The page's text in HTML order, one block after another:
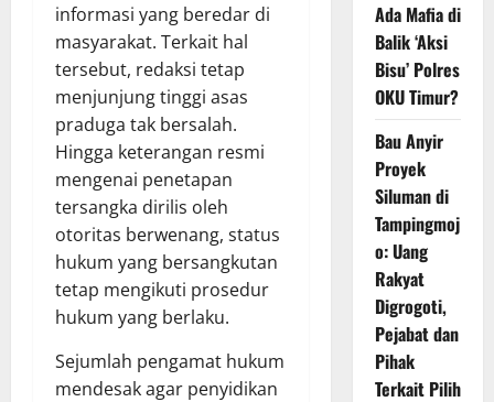
informasi yang beredar di
masyarakat. Terkait hal
tersebut, redaksi tetap
menjunjung tinggi asas
praduga tak bersalah.
Hingga keterangan resmi
mengenai penetapan
tersangka dirilis oleh
otoritas berwenang, status
hukum yang bersangkutan
tetap mengikuti prosedur
hukum yang berlaku.
Sejumlah pengamat hukum
mendesak agar penyidikan
Ada Mafia di
Balik ‘Aksi
Bisu’ Polres
OKU Timur?
Bau Anyir
Proyek
Siluman di
Tampingmoj
o: Uang
Rakyat
Digrogoti,
Pejabat dan
Pihak
Terkait Pilih